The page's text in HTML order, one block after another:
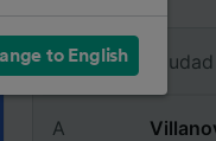
De
A
to English